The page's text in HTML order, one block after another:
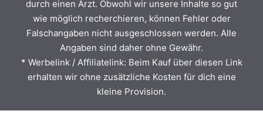
durch einen Arzt. Obwohl wir unsere Inhalte so gut
wie möglich recherchieren, können Fehler oder
Falschangaben nicht ausgeschlossen werden. Alle
Angaben sind daher ohne Gewähr.
* Werbelink / Affiliatelink: Beim Kauf über diesen Link
erhalten wir ohne zusätzliche Kosten für dich eine
kleine Provision.